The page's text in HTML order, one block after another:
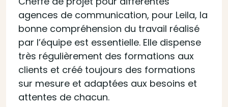
agences de communication, pour Leila, la
bonne compréhension du travail réalisé
par l’équipe est essentielle. Elle dispense
très régulièrement des formations aux
clients et créé toujours des formations
sur mesure et adaptées aux besoins et
attentes de chacun.